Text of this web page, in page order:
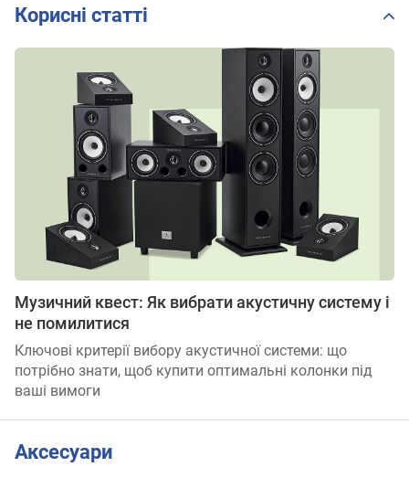
Корисні статті
Музичний квест: Як вибрати акустичну систему і
не помилитися
Ключові критерії вибору акустичної системи: що
потрібно знати, щоб купити оптимальні колонки під
ваші вимоги
Аксесуари